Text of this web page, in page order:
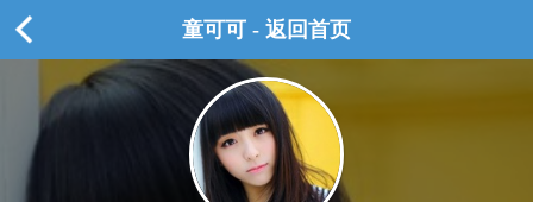
童可可 - 返回首页